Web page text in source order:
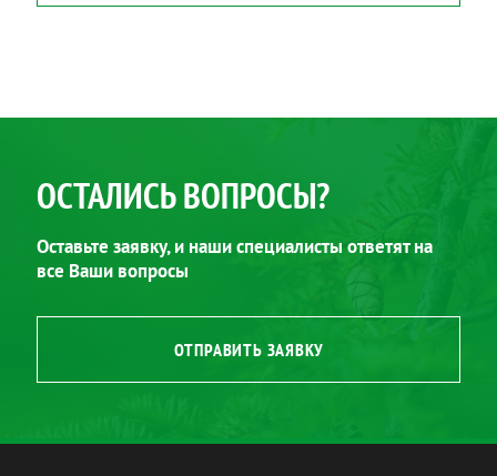
ОСТАЛИСЬ ВОПРОСЫ?
Оставьте заявку, и наши специалисты ответят на
все Ваши вопросы
ОТПРАВИТЬ ЗАЯВКУ